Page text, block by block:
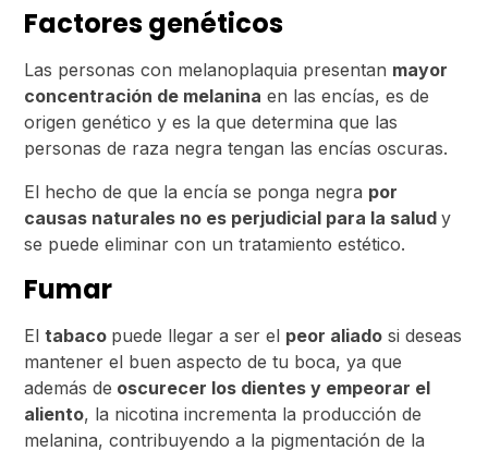
Factores genéticos
Las personas con melanoplaquia presentan mayor
concentración de melanina en las encías, es de
origen genético y es la que determina que las
personas de raza negra tengan las encías oscuras.
El hecho de que la encía se ponga negra por
causas naturales no es perjudicial para la saludy
se puede eliminar con un tratamiento estético.
Fumar
Eltabaco puede llegar a ser el peor aliado si deseas
mantener el buen aspecto de tu boca, ya que
además de oscurecer los dientes y empeorar el
aliento, la nicotina incrementa la producción de
melanina, contribuyendo a la pigmentación de la